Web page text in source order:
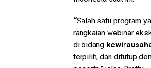
“Salah satu program
rangkaian webinar
di bidang
terpilih, dan ditutup